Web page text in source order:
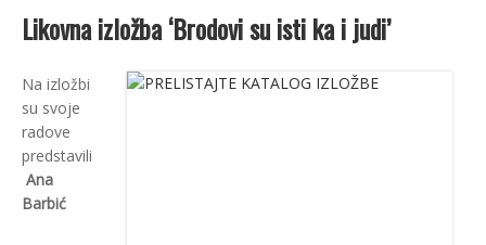
Likovna izložba ‘Brodovi su isti ka i judi’
Na izložbi
su svoje
radove
predstavili
Ana
Barbić